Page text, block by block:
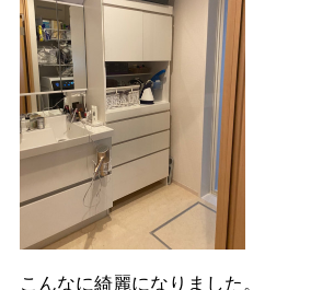
こんなに綺麗になりました。